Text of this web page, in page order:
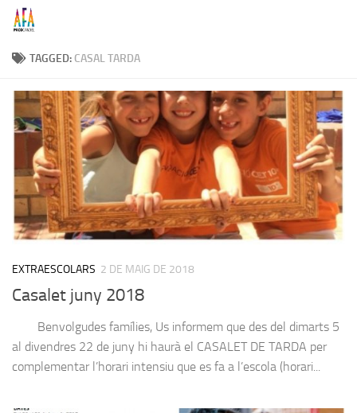
Skip to content
TAGGED: CASAL TARDA
EXTRAESCOLARS 2 DE MAIG DE 2018
Casalet juny 2018
Benvolgudes famílies, Us informem que des del dimarts 5
al divendres 22 de juny hi haurà el CASALET DE TARDA per
complementar l’horari intensiu que es fa a l’escola (horari...